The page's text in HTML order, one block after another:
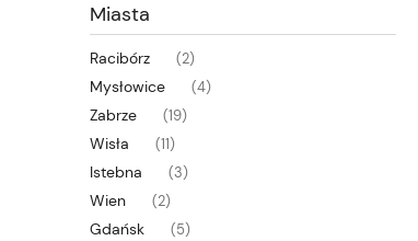
Miasta
Racibórz (2)
Mysłowice (4)
Zabrze (19)
Wisła (11)
Istebna (3)
Wien (2)
Gdańsk (5)